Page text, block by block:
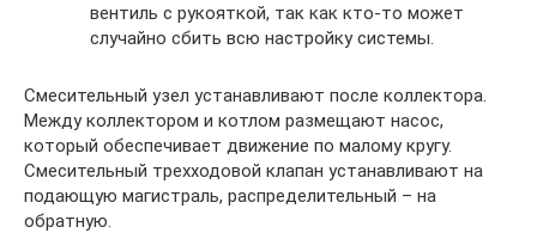
вентиль с рукояткой, так как кто-то может
случайно сбить всю настройку системы.
Смесительный узел устанавливают после коллектора.
Между коллектором и котлом размещают насос,
который обеспечивает движение по малому кругу.
Смесительный трехходовой клапан устанавливают на
подающую магистраль, распределительный – на
обратную.